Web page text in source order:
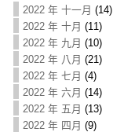
2022 年 十一月 (14)
2022 年 十月 (11)
2022 年 九月 (10)
2022 年 八月 (21)
2022 年 七月 (4)
2022 年 六月 (14)
2022 年 五月 (13)
2022 年 四月 (9)